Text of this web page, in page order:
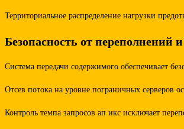
Территориальное распределение нагрузки
Безопасность от переполнений
Система передачи содержимого обеспечивает
Отсев потока на уровне пограничных серверов
Контроль темпа запросов ап икс исключает